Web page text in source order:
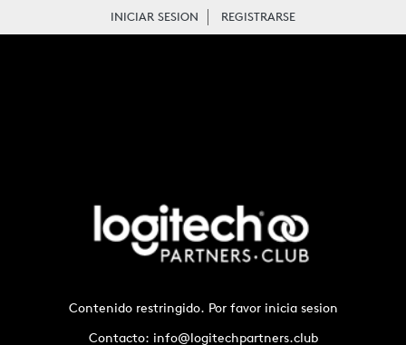
INICIAR SESION REGISTRARSE
Contenido restringido. Por favor inicia sesion
Contacto: info@logitechpartners.club